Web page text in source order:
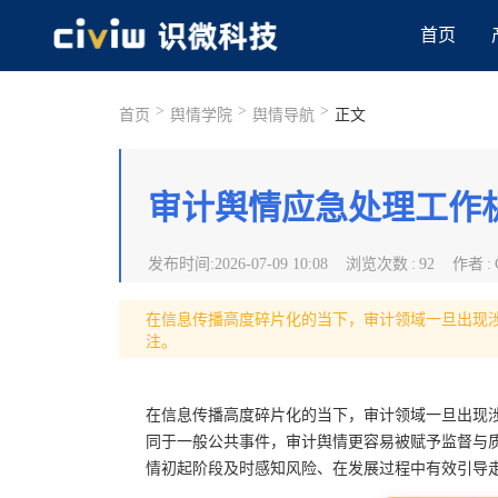
首页
首页 > 舆情学院 > 舆情导航 > 正文
审计舆情应急处理工作
发布时间 :2026-07-09 10:08 浏览次数 : 92 作者 :
在信息传播高度碎片化的当下，审计领域一旦出
注。
在信息传播高度碎片化的当下，审计领域一旦出
同于一般公共事件，审计舆情更容易被赋予监督
情初起阶段及时感知风险、在发展过程中有效引导